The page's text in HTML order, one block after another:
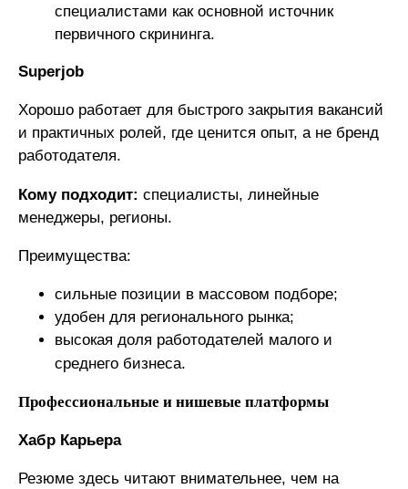
специалистами как основной источник
первичного скрининга.
Superjob
Хорошо работает для быстрого закрытия вакансий
и практичных ролей, где ценится опыт, а не бренд
работодателя.
Кому подходит: специалисты, линейные
менеджеры, регионы.
Преимущества:
сильные позиции в массовом подборе;
удобен для регионального рынка;
высокая доля работодателей малого и
среднего бизнеса.
Профессиональные и нишевые платформы
Хабр Карьера
Резюме здесь читают внимательнее, чем на